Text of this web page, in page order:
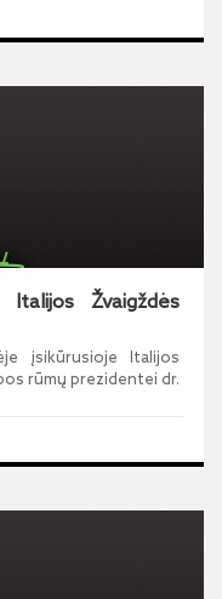
Žvaigždės
įsikūrusioje Italijos
rūmų prezidentei dr.